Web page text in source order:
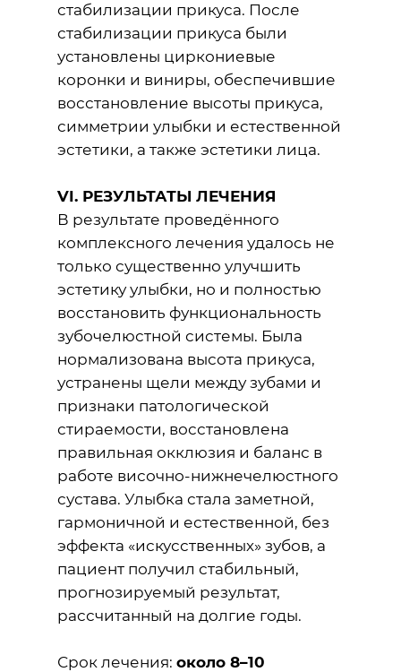
стабилизации прикуса. После
стабилизации прикуса были
установлены циркониевые
коронки и виниры, обеспечившие
восстановление высоты прикуса,
симметрии улыбки и естественной
эстетики, а также эстетики лица.
VI. РЕЗУЛЬТАТЫ ЛЕЧЕНИЯ
В результате проведённого
комплексного лечения удалось не
только существенно улучшить
эстетику улыбки, но и полностью
восстановить функциональность
зубочелюстной системы. Была
нормализована высота прикуса,
устранены щели между зубами и
признаки патологической
стираемости, восстановлена
правильная окклюзия и баланс в
работе височно-нижнечелюстного
сустава. Улыбка стала заметной,
гармоничной и естественной, без
эффекта «искусственных» зубов, а
пациент получил стабильный,
прогнозируемый результат,
рассчитанный на долгие годы.
Срок лечения: около 8–10